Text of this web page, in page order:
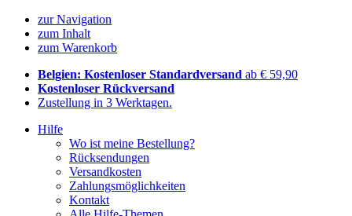
zur Navigation
zum Inhalt
zum Warenkorb
Belgien: Kostenloser Standardversand ab € 59,90
Kostenloser Rückversand
Zustellung in 3 Werktagen.
Hilfe
Wo ist meine Bestellung?
Rücksendungen
Versandkosten
Zahlungsmöglichkeiten
Kontakt